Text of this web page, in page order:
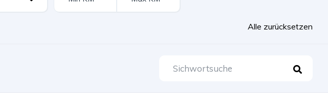
Alle zurücksetzen